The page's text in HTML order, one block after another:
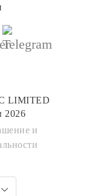
LIMITED
2026
и